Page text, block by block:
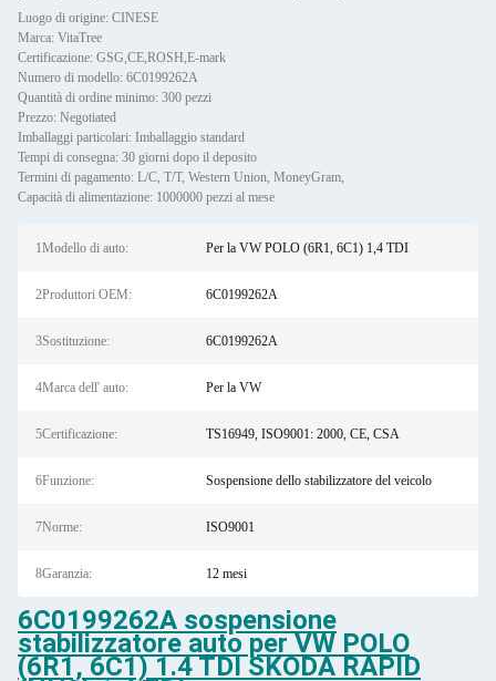
Luogo di origine: CINESE
Marca: VitaTree
Certificazione: GSG,CE,ROSH,E-mark
Numero di modello: 6C0199262A
Quantità di ordine minimo: 300 pezzi
Prezzo: Negotiated
Imballaggi particolari: Imballaggio standard
Tempi di consegna: 30 giorni dopo il deposito
Termini di pagamento: L/C, T/T, Western Union, MoneyGram,
Capacità di alimentazione: 1000000 pezzi al mese
1Modello di auto: Per la VW POLO (6R1, 6C1) 1,4 TDI
2Produttori OEM: 6C0199262A
3Sostituzione: 6C0199262A
4Marca dell' auto: Per la VW
5Certificazione: TS16949, ISO9001: 2000, CE, CSA
6Funzione: Sospensione dello stabilizzatore del veicolo
7Norme: ISO9001
8Garanzia: 12 mesi
6C0199262A sospensione
stabilizzatore auto per VW POLO
(6R1, 6C1) 1.4 TDI SKODA RAPID